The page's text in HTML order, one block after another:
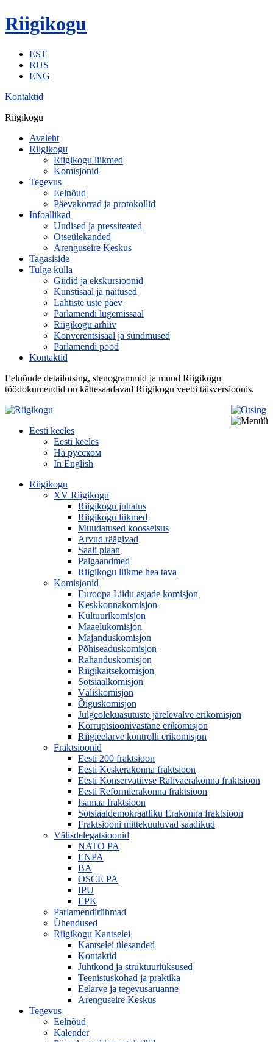
Riigikogu
EST
RUS
ENG
Kontaktid
Riigikogu
Avaleht
Riigikogu
Riigikogu liikmed
Komisjonid
Tegevus
Eelnõud
Päevakorrad ja protokollid
Infoallikad
Uudised ja pressiteated
Otseülekanded
Arenguseire Keskus
Tagasiside
Tulge külla
Giidid ja ekskursioonid
Kunstisaal ja näitused
Lahtiste uste päev
Parlamendi lugemissaal
Riigikogu arhiiv
Konverentsisaal ja sündmused
Parlamendi pood
Kontaktid
Eelnõude detailotsing, stenogrammid ja muud Riigikogu
töödokumendid on kättesaadavad Riigikogu veebi täisversioonis.
Eesti keeles
Eesti keeles
На русском
In English
Riigikogu
XV Riigikogu
Riigikogu juhatus
Riigikogu liikmed
Muudatused koosseisus
Arvud räägivad
Saali plaan
Palgaandmed
Riigikogu liikme hea tava
Komisjonid
Euroopa Liidu asjade komisjon
Keskkonnakomisjon
Kultuurikomisjon
Maaelukomisjon
Majanduskomisjon
Põhiseaduskomisjon
Rahanduskomisjon
Riigikaitsekomisjon
Sotsiaalkomisjon
Väliskomisjon
Õiguskomisjon
Julgeolekuasutuste järelevalve erikomisjon
Korruptsioonivastane erikomisjon
Riigieelarve kontrolli erikomisjon
Fraktsioonid
Eesti 200 fraktsioon
Eesti Keskerakonna fraktsioon
Eesti Konservatiivse Rahvaerakonna fraktsioon
Eesti Reformierakonna fraktsioon
Isamaa fraktsioon
Sotsiaaldemokraatliku Erakonna fraktsioon
Fraktsiooni mittekuuluvad saadikud
Välisdelegatsioonid
NATO PA
ENPA
BA
OSCE PA
IPU
EPK
Parlamendirühmad
Ühendused
Riigikogu Kantselei
Kantselei ülesanded
Kontaktid
Juhtkond ja struktuuriüksused
Teenistuskohad ja praktika
Eelarve ja tegevusaruanne
Arenguseire Keskus
Tegevus
Eelnõud
Kalender